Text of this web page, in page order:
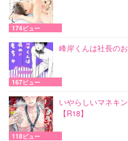
174ビュー
峰岸くんは社長の
167ビュー
いやらしいマネキ
【R18】
118ビュー